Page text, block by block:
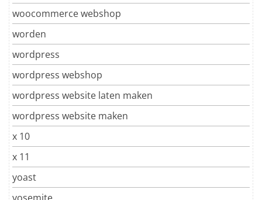
woocommerce webshop
worden
wordpress
wordpress webshop
wordpress website laten maken
wordpress website maken
x 10
x 11
yoast